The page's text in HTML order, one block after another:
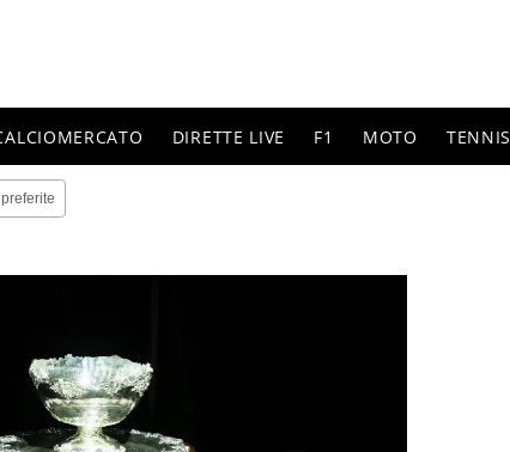
DIRETTE LIVE F1 MOTO TENNIS